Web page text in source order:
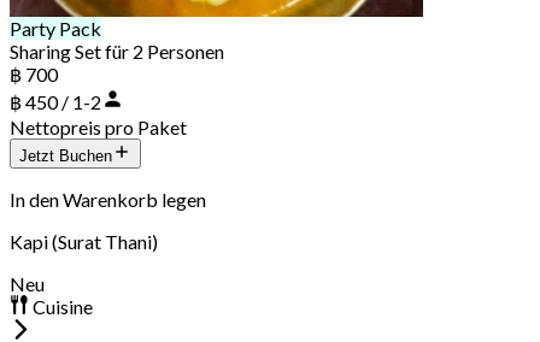
Party Pack
Sharing Set für 2 Personen
฿ 700
฿ 450 / 1-2
Nettopreis pro Paket
Jetzt Buchen
In den Warenkorb legen
Kapi (Surat Thani)
Neu
Cuisine